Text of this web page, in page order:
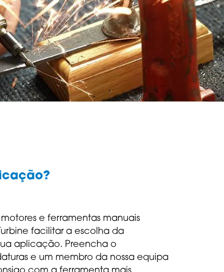
e ferramentas manuais
facilitar a escolha da
aplicação. Preencha o
e um membro da nossa equipa